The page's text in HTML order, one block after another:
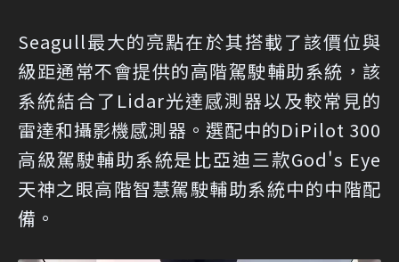
Seagull最大的亮點在​​於其搭載了該價位與
級距通常不會提供的高階駕駛輔助系統，該
系統結合了Lidar光達感測器以及較常見的
雷達和攝影機感測器。選配中的DiPilot 300
高級駕駛輔助系統是比亞迪三款God's Eye
天神之眼高階智慧駕駛輔助系統中的中階配
備。